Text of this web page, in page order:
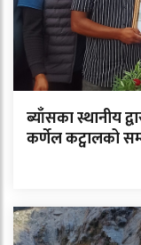
ब्याँसका स्थानीय
कर्णेल कट्वालको